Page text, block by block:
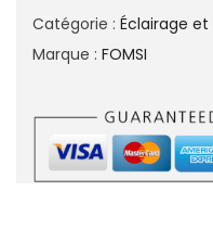
Catégorie : Éclairage
Marque : FOMSI